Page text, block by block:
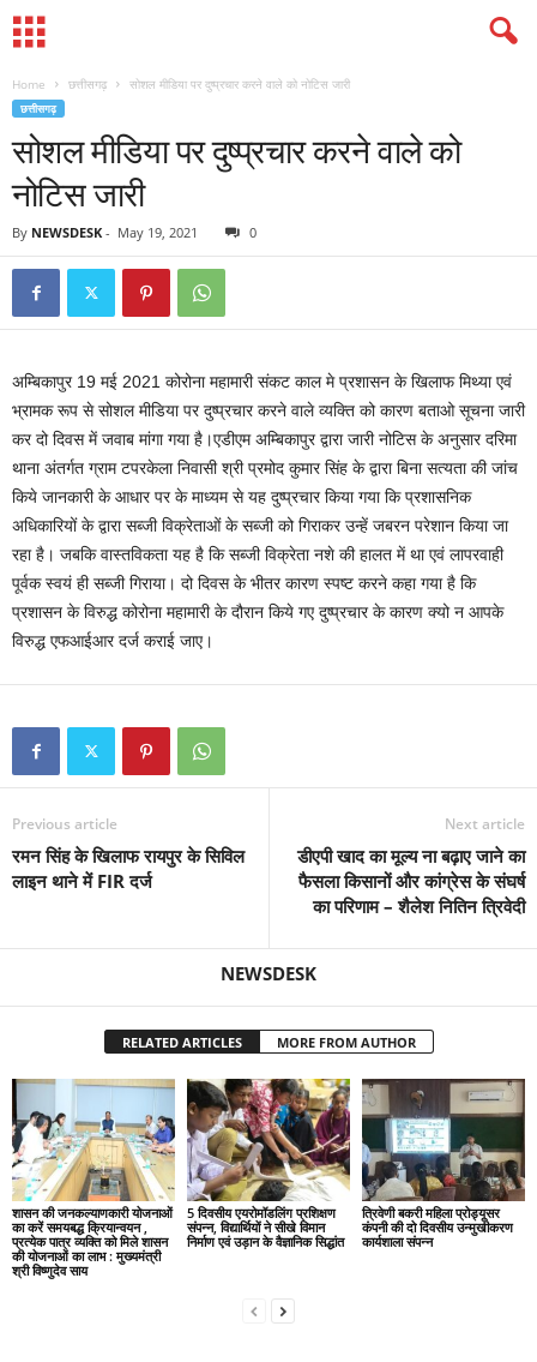
Home छत्तीसगढ़ सोशल मीडिया पर दुष्प्रचार करने वाले को नोटिस जारी
छत्तीसगढ़
सोशल मीडिया पर दुष्प्रचार करने वाले को
नोटिस जारी
By NEWSDESK - May 19, 2021 0
अम्बिकापुर 19 मई 2021 कोरोना महामारी संकट काल मे प्रशासन के खिलाफ मिथ्या एवं
भ्रामक रूप से सोशल मीडिया पर दुष्प्रचार करने वाले व्यक्ति को कारण बताओ सूचना जारी
कर दो दिवस में जवाब मांगा गया है।एडीएम अम्बिकापुर द्वारा जारी नोटिस के अनुसार दरिमा
थाना अंतर्गत ग्राम टपरकेला निवासी श्री प्रमोद कुमार सिंह के द्वारा बिना सत्यता की जांच
किये जानकारी के आधार पर के माध्यम से यह दुष्प्रचार किया गया कि प्रशासनिक
अधिकारियों के द्वारा सब्जी विक्रेताओं के सब्जी को गिराकर उन्हें जबरन परेशान किया जा
रहा है। जबकि वास्तविकता यह है कि सब्जी विक्रेता नशे की हालत में था एवं लापरवाही
पूर्वक स्वयं ही सब्जी गिराया। दो दिवस के भीतर कारण स्पष्ट करने कहा गया है कि
प्रशासन के विरुद्ध कोरोना महामारी के दौरान किये गए दुष्प्रचार के कारण क्यो न आपके
विरुद्ध एफआईआर दर्ज कराई जाए।
Previous article
रमन सिंह के खिलाफ रायपुर के सिविल
लाइन थाने में FIR दर्ज
Next article
डीएपी खाद का मूल्य ना बढ़ाए जाने का
फैसला किसानों और कांग्रेस के संघर्ष
का परिणाम – शैलेश नितिन त्रिवेदी
NEWSDESK
RELATED ARTICLES MORE FROM AUTHOR
शासन की जनकल्याणकारी योजनाओं
का करें समयबद्ध क्रियान्वयन ,
प्रत्येक पात्र व्यक्ति को मिले शासन
की योजनाओं का लाभ : मुख्यमंत्री
श्री विष्णुदेव साय
5 दिवसीय एयरोमॉडलिंग प्रशिक्षण
संपन्न, विद्यार्थियों ने सीखे विमान
निर्माण एवं उड़ान के वैज्ञानिक सिद्धांत
त्रिवेणी बकरी महिला प्रोड्यूसर
कंपनी की दो दिवसीय उन्मुखीकरण
कार्यशाला संपन्न